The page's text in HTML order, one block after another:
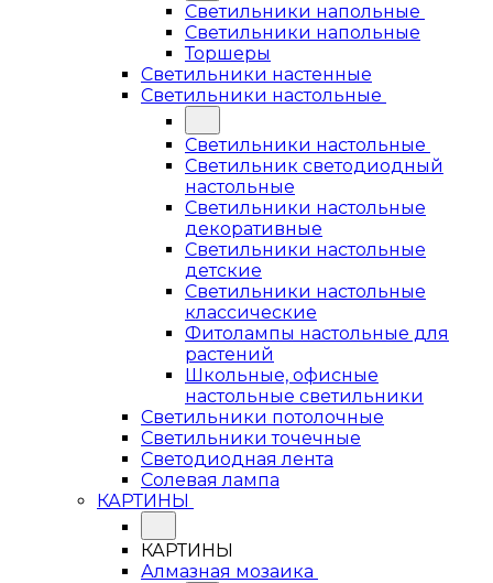
Светильники напольные
Светильники напольные
Торшеры
Светильники настенные
Светильники настольные
Светильники настольные
Светильник светодиодный
настольные
Светильники настольные
декоративные
Светильники настольные
детские
Светильники настольные
классические
Фитолампы настольные для
растений
Школьные, офисные
настольные светильники
Светильники потолочные
Светильники точечные
Светодиодная лента
Солевая лампа
КАРТИНЫ
КАРТИНЫ
Алмазная мозаика